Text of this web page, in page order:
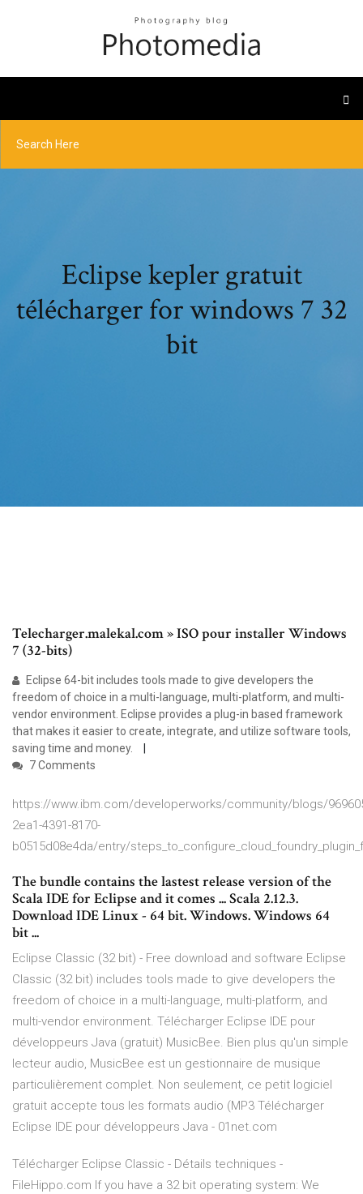
Eclipse kepler gratuit
télécharger for windows 7 32
bit
Telecharger.malekal.com » ISO pour installer Windows
7 (32-bits)
Eclipse 64-bit includes tools made to give developers the
freedom of choice in a multi-language, multi-platform, and multi-
vendor environment. Eclipse provides a plug-in based framework
that makes it easier to create, integrate, and utilize software tools,
saving time and money.
7 Comments
https://www.ibm.com/developerworks/community/blogs/
2ea1-4391-8170-
b0515d08e4da/entry/
The bundle contains the lastest release version of the
Scala IDE for Eclipse and it comes ... Scala 2.12.3.
Download IDE Linux - 64 bit. Windows. Windows 64
bit ...
Eclipse Classic (32 bit) - Free download and software Eclipse
Classic (32 bit) includes tools made to give developers the
freedom of choice in a multi-language, multi-platform, and
multi-vendor environment. Télécharger Eclipse IDE pour
développeurs Java (gratuit) MusicBee. Bien plus qu'un simple
lecteur audio, MusicBee est un gestionnaire de musique
particulièrement complet. Non seulement, ce petit logiciel
gratuit accepte tous les formats audio (MP3 Télécharger
Eclipse IDE pour développeurs Java - 01net.com
Télécharger Eclipse Classic - Détails techniques -
FileHippo.com If you have a 32 bit operating system: We